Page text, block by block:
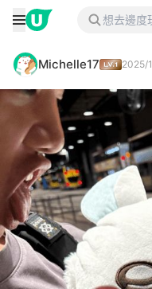
Michelle17 2025/